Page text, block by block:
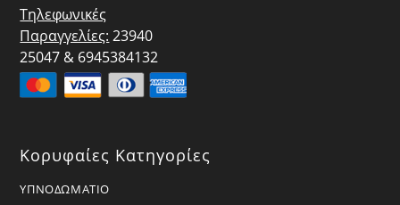
Τηλεφωνικές
Παραγγελίες: 23940
25047 & 6945384132
Κορυφαίες Κατηγορίες
ΥΠΝΟΔΩΜΑΤΙΟ